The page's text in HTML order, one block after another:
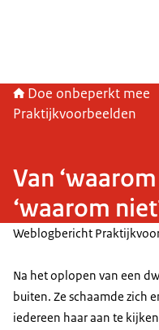
Doe onbeperkt mee
Praktijkvoorbeelden
Van
‘waarom
Weblogbericht
Na het oplopen van een
buiten. Ze schaamde zich
iedereen haar aan te